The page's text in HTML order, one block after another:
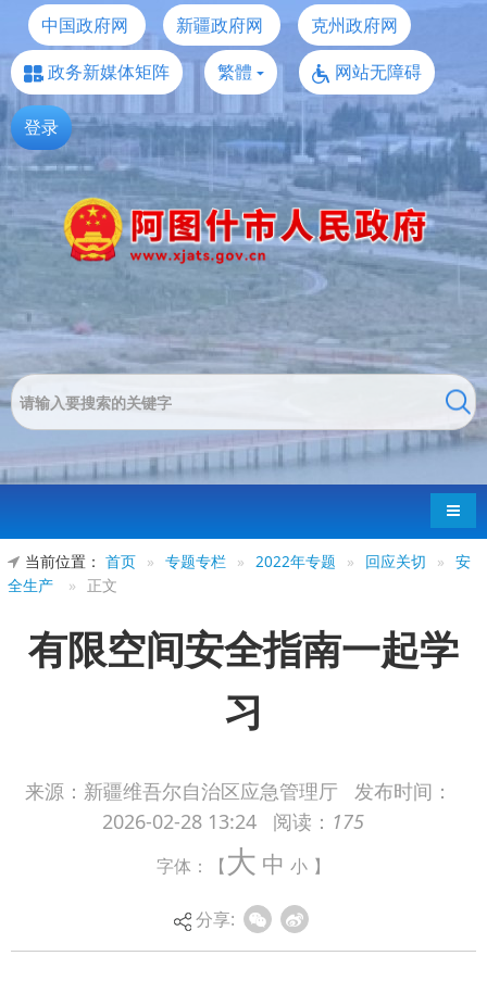
中国政府网 新疆政府网
克州政府网
政务新媒体矩阵
繁體 网站无障碍
登录
导航
当前位置： 首页 » 专题专栏 » 2022年专题 » 回应关切 » 安
全生产
» 正文
有限空间安全指南一起学
习
来源：新疆维吾尔自治区应急管理厅
发布时间：
2026-02-28 13:24
阅读： 175
字体：【大 中 小 】
分享:
有限空间自然通风不良
易造成有毒有害、易燃易爆物质积聚
有限空间安全事故风险增加
有限空间如何辨识？